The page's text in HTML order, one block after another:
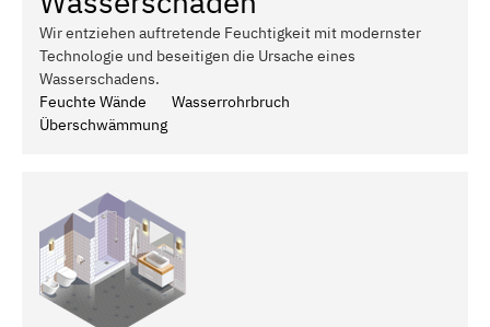
Wir entziehen auftretende Feuchtigkeit mit modernster
Technologie und beseitigen die Ursache eines
Wasserschadens.
Feuchte Wände
Wasserrohrbruch
Überschwämmung